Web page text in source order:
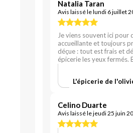
Natalia Taran
Avis laissé le lundi 6 juillet
Je viens souvent ici pour
accueillante et toujours
déçue : tout est frais et
épicerie les yeux fermés.
L'épicerie de
Celino Duarte
Avis laissé le jeudi 25 juin